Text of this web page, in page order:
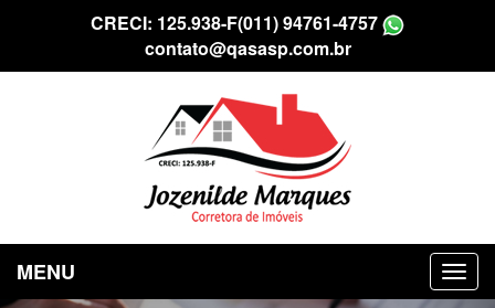
CRECI: 125.938-F(011) 94761-4757
contato@qasasp.com.br
MENU